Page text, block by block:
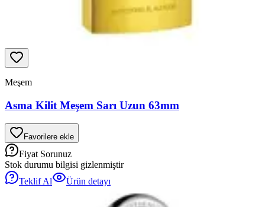
Meşem
Asma Kilit Meşem Sarı Uzun 63mm
Favorilere ekle
Fiyat Sorunuz
Stok durumu bilgisi gizlenmiştir
Teklif Al
Ürün detayı